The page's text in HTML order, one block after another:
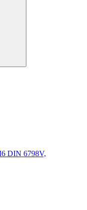
DIN 6798V,